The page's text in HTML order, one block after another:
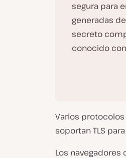
segura para
generadas
secreto
conocido
Varios protocolos
soportan TLS
Los